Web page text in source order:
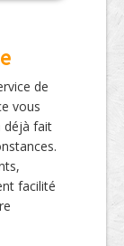
de
vous
déjà fait
facilité